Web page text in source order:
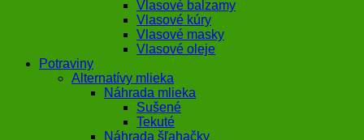
Vlasové balzamy
Vlasové kúry
Vlasové masky
Vlasové oleje
Potraviny
Alternatívy mlieka
Náhrada mlieka
Sušené
Tekuté
Náhrada šľahačky